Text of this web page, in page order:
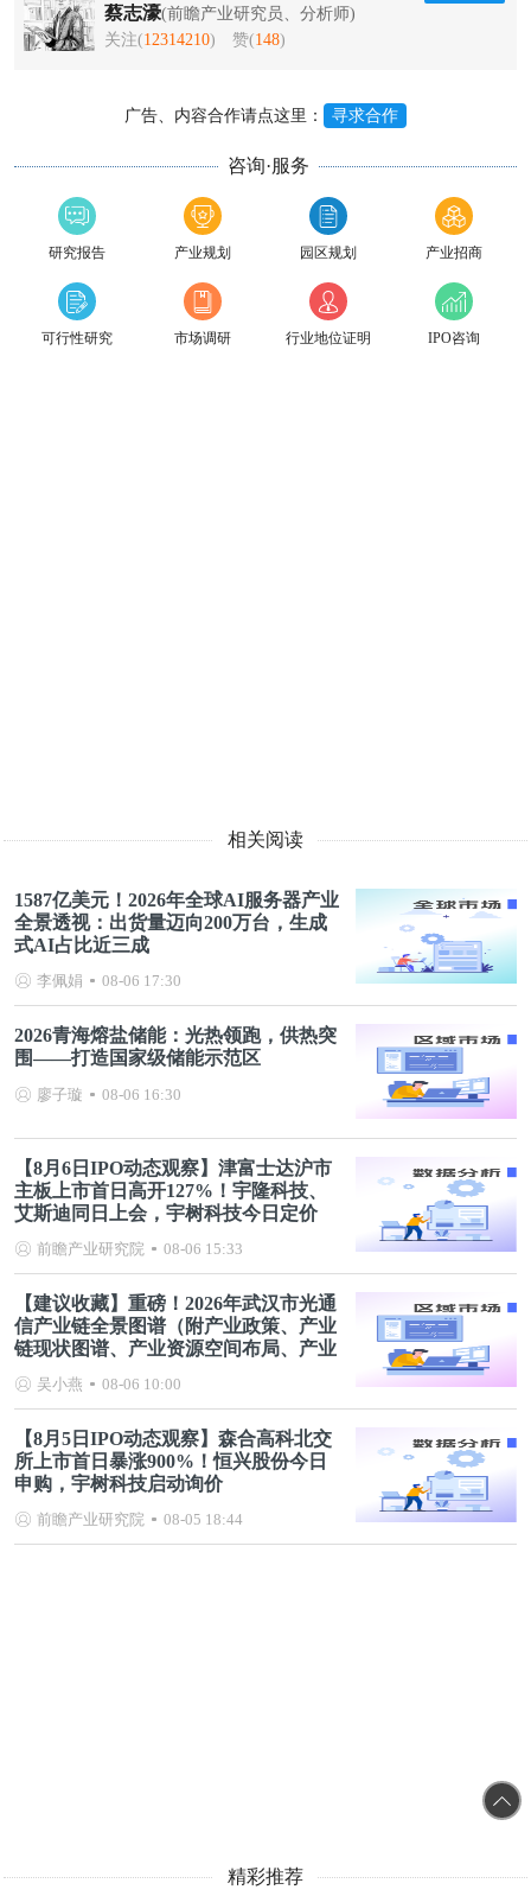
蔡志濠(前瞻产业研究员、分析师)
关注(12314210) 赞(148)
广告、内容合作请点这里： 寻求合作
咨询·服务
研究报告 产业规划 园区规划 产业招商
可行性研究 市场调研 行业地位证明 IPO咨询
相关阅读
1587亿美元！2026年全球AI服务器产业
全景透视：出货量迈向200万台，生成
式AI占比近三成
李佩娟 08-06 17:30
2026青海熔盐储能：光热领跑，供热突
围——打造国家级储能示范区
廖子璇 08-06 16:30
【8月6日IPO动态观察】津富士达沪市
主板上市首日高开127%！宇隆科技、
艾斯迪同日上会，宇树科技今日定价
前瞻产业研究院 08-06 15:33
【建议收藏】重磅！2026年武汉市光通
信产业链全景图谱（附产业政策、产业
链现状图谱、产业资源空间布局、产业
吴小燕 08-06 10:00
【8月5日IPO动态观察】森合高科北交
所上市首日暴涨900%！恒兴股份今日
申购，宇树科技启动询价
前瞻产业研究院 08-05 18:44
精彩推荐